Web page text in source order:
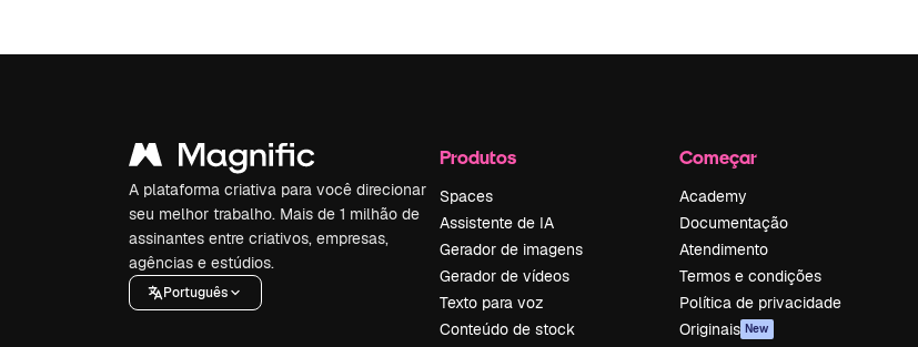
A plataforma criativa para você direcionar
seu melhor trabalho. Mais de 1 milhão de
assinantes entre criativos, empresas,
agências e estúdios.
Português
Produtos
Spaces
Assistente de IA
Gerador de imagens
Gerador de vídeos
Texto para voz
Conteúdo de stock
Começar
Academy
Documentação
Atendimento
Termos e condições
Política de privacidade
Originais New